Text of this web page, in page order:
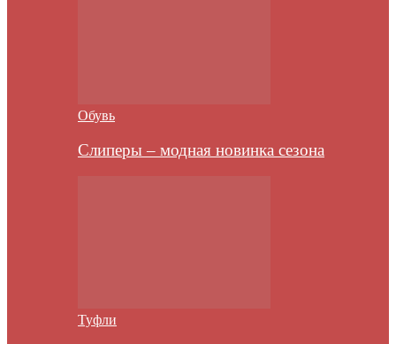
Обувь
Слиперы – модная новинка сезона
Туфли